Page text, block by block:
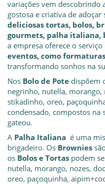
variações vem descobrindo
gostosa e criativa de
deliciosas tortas, bolos,
gourmets, palha italiana,
a empresa oferece o serviço
eventos, como
transformando sonhos na
Nos Bolo de Pote dispõem
negrinho, nutella, morango,
stikadinho, oreo,
condensado, compostos
gateou.
A Palha Italiana é uma
brigadeiro. Os Brownies
os Bolos e Tortas podem
nutella, morango, nozes,
oreo, paçoquinha,